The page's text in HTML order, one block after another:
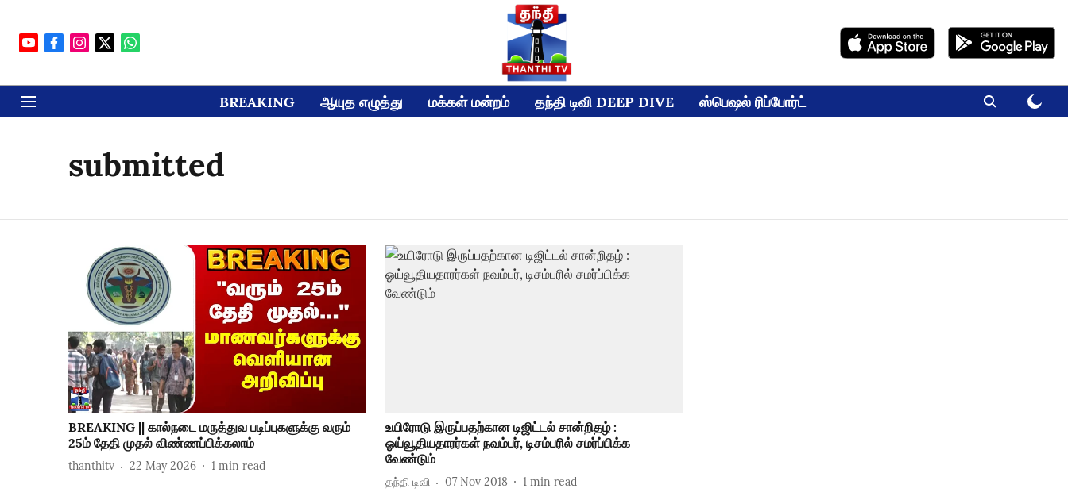
BREAKING ஆயுத எழுத்து மக்கள் மன்றம் தந்தி டிவி DEEP DIVE ஸ்பெஷல் ரிப்போர்ட்
submitted
BREAKING || கால்நடை மருத்துவ படிப்புகளுக்கு வரும்
25ம் தேதி முதல் விண்ணப்பிக்கலாம்
thanthitv 22 May 2026 1 min read
உயிரோடு இருப்பதற்கான டிஜிட்டல் சான்றிதழ் :
ஓய்வூதியதாரர்கள் நவம்பர், டிசம்பரில் சமர்ப்பிக்க
வேண்டும்
தந்தி டிவி 07 Nov 2018 1 min read